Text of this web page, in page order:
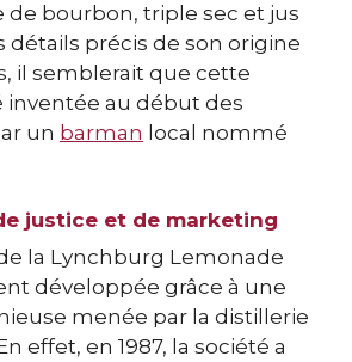
de bourbon, triple sec et jus
détails précis de son origine
il semblerait que cette
inventée au début des
un barman local nommé
justice et de marketing
la Lynchburg Lemonade
développée grâce à une
menée par la distillerie
effet, en 1987, la société a